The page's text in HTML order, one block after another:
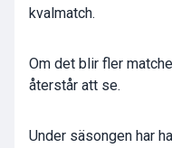
kvalmatch.
Om det blir fler
återstår att se.
Under säsongen har